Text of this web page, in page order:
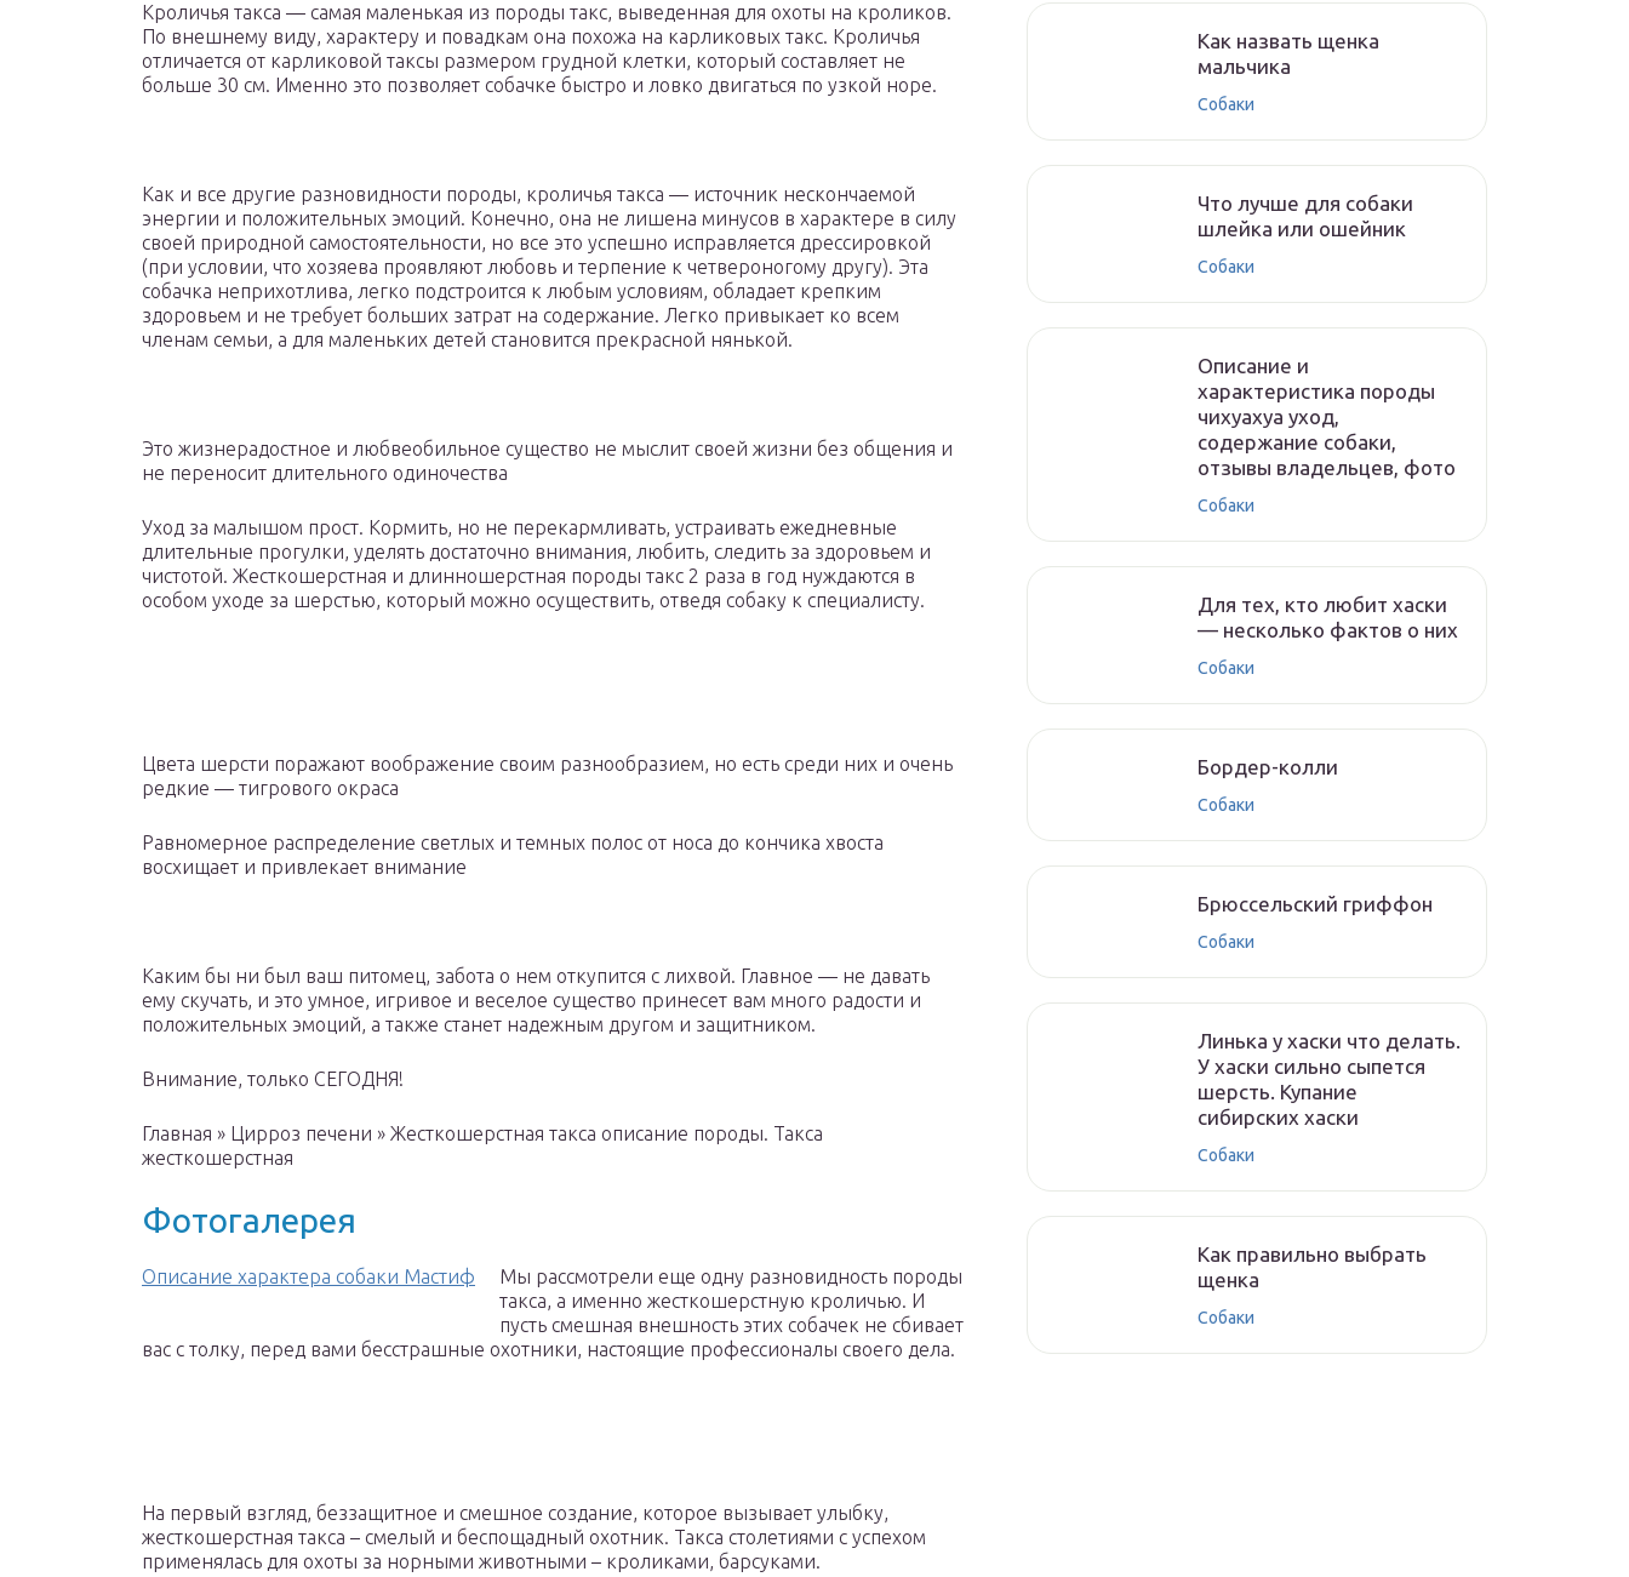
Кроличья такса — самая маленькая из породы такс, выведенная для охоты на кроликов.
По внешнему виду, характеру и повадкам она похожа на карликовых такс. Кроличья
отличается от карликовой таксы размером грудной клетки, который составляет не
больше 30 см. Именно это позволяет собачке быстро и ловко двигаться по узкой норе.
Как и все другие разновидности породы, кроличья такса — источник нескончаемой
энергии и положительных эмоций. Конечно, она не лишена минусов в характере в силу
своей природной самостоятельности, но все это успешно исправляется дрессировкой
(при условии, что хозяева проявляют любовь и терпение к четвероногому другу). Эта
собачка неприхотлива, легко подстроится к любым условиям, обладает крепким
здоровьем и не требует больших затрат на содержание. Легко привыкает ко всем
членам семьи, а для маленьких детей становится прекрасной нянькой.
Это жизнерадостное и любвеобильное существо не мыслит своей жизни без общения и
не переносит длительного одиночества
Уход за малышом прост. Кормить, но не перекармливать, устраивать ежедневные
длительные прогулки, уделять достаточно внимания, любить, следить за здоровьем и
чистотой. Жесткошерстная и длинношерстная породы такс 2 раза в год нуждаются в
особом уходе за шерстью, который можно осуществить, отведя собаку к специалисту.
Цвета шерсти поражают воображение своим разнообразием, но есть среди них и очень
редкие — тигрового окраса
Равномерное распределение светлых и темных полос от носа до кончика хвоста
восхищает и привлекает внимание
Каким бы ни был ваш питомец, забота о нем откупится с лихвой. Главное — не давать
ему скучать, и это умное, игривое и веселое существо принесет вам много радости и
положительных эмоций, а также станет надежным другом и защитником.
Внимание, только СЕГОДНЯ!
Главная » Цирроз печени » Жесткошерстная такса описание породы. Такса
жесткошерстная
Фотогалерея
Описание характера собаки Мастиф
Мы рассмотрели еще одну разновидность породы
такса, а именно жесткошерстную кроличью. И
пусть смешная внешность этих собачек не сбивает
вас с толку, перед вами бесстрашные охотники, настоящие профессионалы своего дела.
На первый взгляд, беззащитное и смешное создание, которое вызывает улыбку,
жесткошерстная такса – смелый и беспощадный охотник. Такса столетиями с успехом
применялась для охоты за норными животными – кроликами, барсуками.
Как назвать щенка
мальчика
Собаки
Что лучше для собаки
шлейка или ошейник
Собаки
Описание и
характеристика породы
чихуахуа уход,
содержание собаки,
отзывы владельцев, фото
Собаки
Для тех, кто любит хаски
— несколько фактов о них
Собаки
Бордер-колли
Собаки
Брюссельский гриффон
Собаки
Линька у хаски что делать.
У хаски сильно сыпется
шерсть. Купание
сибирских хаски
Собаки
Как правильно выбрать
щенка
Собаки